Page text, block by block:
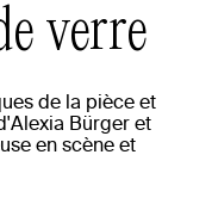
verre
de la pièce et
Bürger et
en scène et